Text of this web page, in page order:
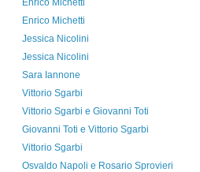
Enrico Michetti
Enrico Michetti
Jessica Nicolini
Jessica Nicolini
Sara Iannone
Vittorio Sgarbi
Vittorio Sgarbi e Giovanni Toti
Giovanni Toti e Vittorio Sgarbi
Vittorio Sgarbi
Osvaldo Napoli e Rosario Sprovieri